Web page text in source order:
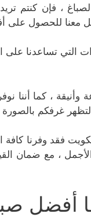
، فإن كنتم
معنا للحصول
التي تساعدنا
، كما أننا
غرفكم
فقد وفرنا كافة
، مع ضمان
أفضل